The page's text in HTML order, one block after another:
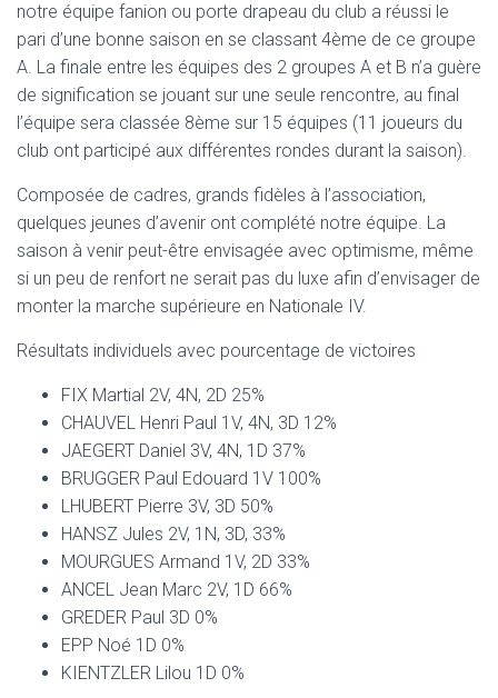
notre équipe fanion ou porte drapeau du club a réussi le
pari d’une bonne saison en se classant 4ème de ce groupe
A. La finale entre les équipes des 2 groupes A et B n’a guère
de signification se jouant sur une seule rencontre, au final
l’équipe sera classée 8ème sur 15 équipes (11 joueurs du
club ont participé aux différentes rondes durant la saison).
Composée de cadres, grands fidèles à l’association,
quelques jeunes d’avenir ont complété notre équipe. La
saison à venir peut-être envisagée avec optimisme, même
si un peu de renfort ne serait pas du luxe afin d’envisager de
monter la marche supérieure en Nationale IV.
Résultats individuels avec pourcentage de victoires
FIX Martial 2V, 4N, 2D 25%
CHAUVEL Henri Paul 1V, 4N, 3D 12%
JAEGERT Daniel 3V, 4N, 1D 37%
BRUGGER Paul Edouard 1V 100%
LHUBERT Pierre 3V, 3D 50%
HANSZ Jules 2V, 1N, 3D, 33%
MOURGUES Armand 1V, 2D 33%
ANCEL Jean Marc 2V, 1D 66%
GREDER Paul 3D 0%
EPP Noé 1D 0%
KIENTZLER Lilou 1D 0%